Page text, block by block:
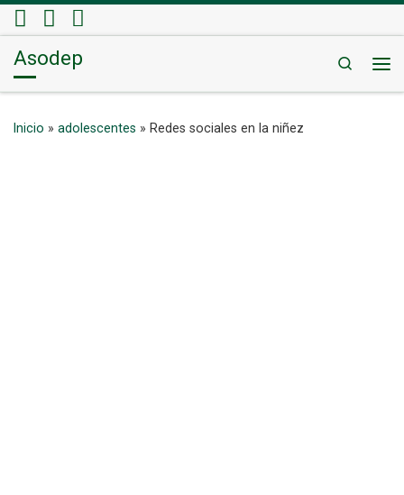
Saltar al contenido
Asodep
Search
Inicio » adolescentes » Redes sociales en la niñez